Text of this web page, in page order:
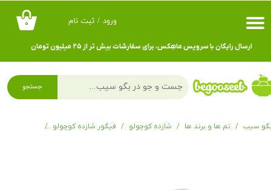
۰ ورود / ثبت نام
حساب کاربری من
تغییر گذر واژه
سفارشات
ارسال رایگان با سرویس ماهِکس، برای سفارشات بیش تر از ۲۵ میلیون تومان
جستجو
سیب تم ها و برند ها شازده کوچولو فیگور شازده کوچولو